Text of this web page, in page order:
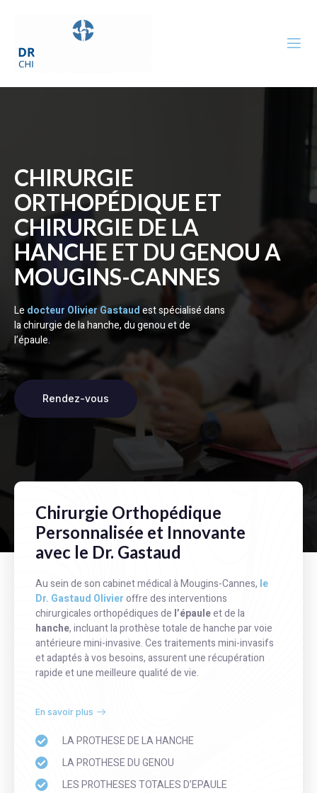
CHIRURGIE
ORTHOPÉDIQUE ET
CHIRURGIE DE LA
HANCHE ET DU GENOU A
MOUGINS-CANNES
Le docteur Olivier Gastaudest spécialisé dans
la chirurgie de la hanche, du genou et de
l’épaule.
Rendez-vous
Chirurgie Orthopédique
Personnalisée et Innovante
avec le Dr. Gastaud
Au sein de son cabinet médical à Mougins-Cannes, le
Dr. Gastaud Olivieroffre des interventions
chirurgicales orthopédiques de l’épauleet de la
hanche, incluant la prothèse totale de hanche par voie
antérieure mini-invasive. Ces traitements mini-invasifs
et adaptés à vos besoins, assurent une récupération
rapide et une meilleure qualité de vie.
En savoir plus
LA PROTHESE DE LA HANCHE
LA PROTHESE DU GENOU
LES PROTHESES TOTALES D’EPAULE